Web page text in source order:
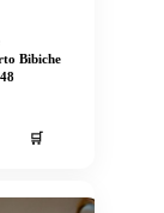
Bibiche
🛒